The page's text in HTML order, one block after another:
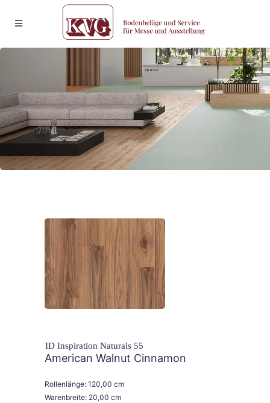
American Walnut Cinnamon
Rollenlänge: 120,00 cm
Warenbreite: 20,00 cm
ID Inspiration Naturals 55